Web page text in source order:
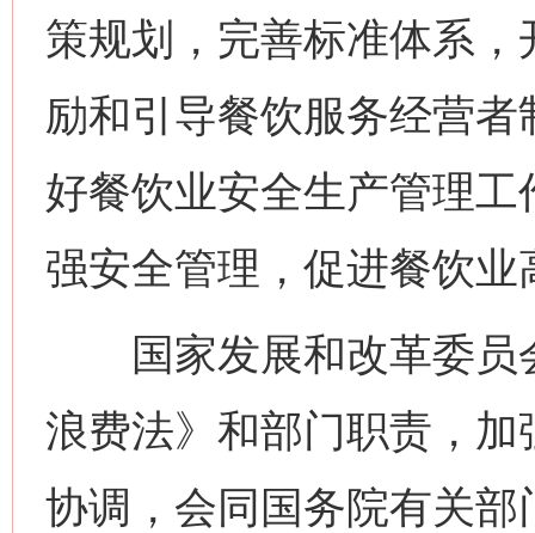
策规划，完善标准体系
励和引导餐饮服务经营
好餐饮业安全生产管理
强安全管理，促进餐饮业
国家发展和改革委员
浪费法》和部门职责，
协调，会同国务院有关